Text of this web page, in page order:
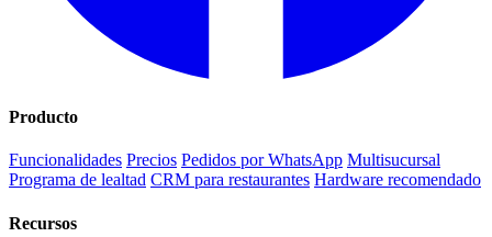
Producto
Funcionalidades Precios Pedidos por WhatsApp Multisucursal
Programa de lealtad CRM para restaurantes Hardware recomendado
Recursos